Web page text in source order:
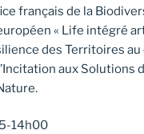
français de la
« Life intégré
des Territoires
aux Solutions
14h00